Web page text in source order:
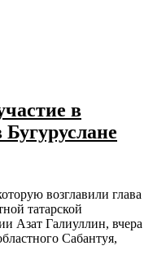
в
возглавили глава
татарской
Азат Галиуллин, вчера
Сабантуя,